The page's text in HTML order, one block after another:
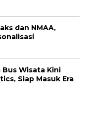
dan NMAA,
Bus Wisata Kini
Siap Masuk Era